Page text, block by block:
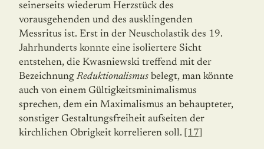
seinerseits wiederum Herzstück des
vorausgehenden und des ausklingenden
Messritus ist. Erst in der Neuscholastik des 19.
Jahrhunderts konnte eine isoliertere Sicht
entstehen, die Kwasniewski treffend mit der
Bezeichnung Reduktionalismus belegt, man könnte
auch von einem Gültigkeitsminimalismus
sprechen, dem ein Maximalismus an behaupteter,
sonstiger Gestaltungsfreiheit aufseiten der
kirchlichen Obrigkeit korrelieren soll.
[17]